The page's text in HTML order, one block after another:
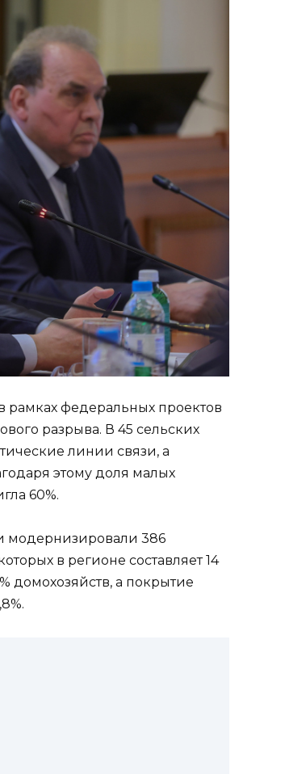
рамках федеральных проектов
разрыва. В 45 сельских
линии связи, а
этому доля малых
60%.
модернизировали 386
в регионе составляет 14
домохозяйств, а покрытие